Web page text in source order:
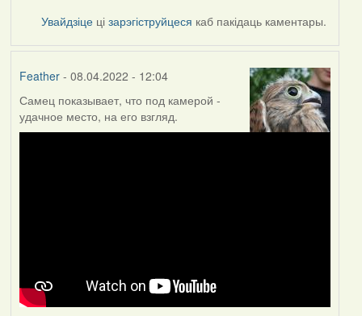
Увайдзіце цізарэгіструйцеся каб пакідаць каментары.
Feather- 08.04.2022 - 12:04
Самец показывает, что под камерой -
удачное место, на его взгляд.